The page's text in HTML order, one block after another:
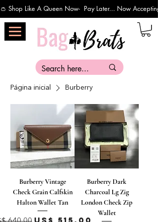
👛 Shop Like A Queen Now-  Pay Later... Now
Página inicial Burberry
Burberry Vintage
Check Grain Calfskin
Halton Wallet Tan
normal
Preço promocional
Burberry Dark
Charcoal Lg Zig
London Check Zip
Wallet